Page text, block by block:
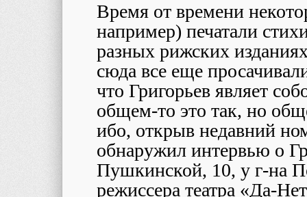
Время от времени
например) печатали
разных рижских
сюда все еще
что Григорьев являет
общем-то это так, но
ибо, открыв недавний
обнаружил интервью о
Пушкинской, 10, у г-на
режиссера театра «Да-